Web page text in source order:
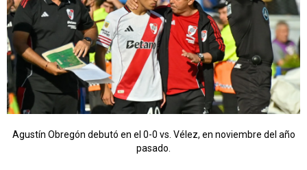
Agustín Obregón debutó en el 0-0 vs. Vélez, en noviembre del año
pasado.